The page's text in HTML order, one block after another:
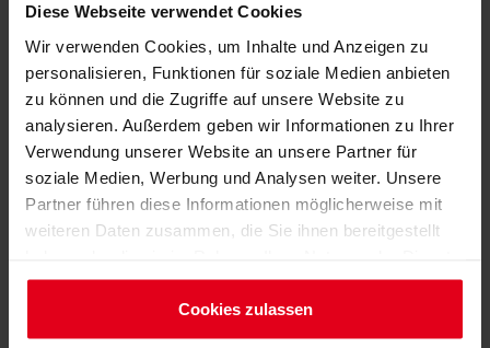
Diese Webseite verwendet Cookies
Wir verwenden Cookies, um Inhalte und Anzeigen zu
personalisieren, Funktionen für soziale Medien anbieten
zu können und die Zugriffe auf unsere Website zu
analysieren. Außerdem geben wir Informationen zu Ihrer
Verwendung unserer Website an unsere Partner für
soziale Medien, Werbung und Analysen weiter. Unsere
Partner führen diese Informationen möglicherweise mit
weiteren Daten zusammen, die Sie ihnen bereitgestellt
gesammelt haben.
Datenschutzerklärung
Cookies zulassen
© Förderverein Baukultur e. V.